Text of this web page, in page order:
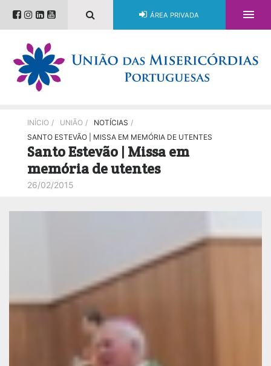
ÁREA PRIVADA 
INÍCIO / UNIÃO / NOTÍCIAS /
SANTO ESTEVÃO | MISSA EM MEMÓRIA DE UTENTES
Santo Estevão | Missa em
memória de utentes
26/02/2015